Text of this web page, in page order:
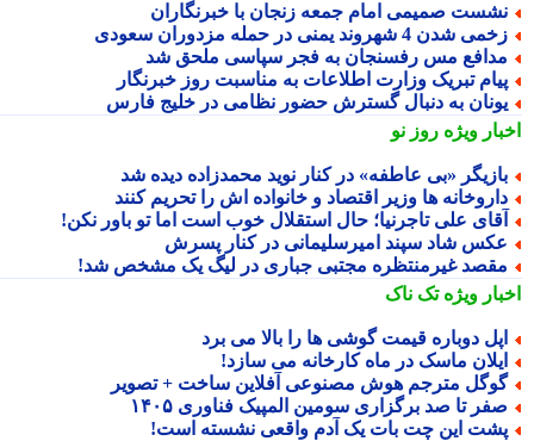
صمیمی امام جمعه زنجان با خبرنگاران
شدن 4 شهروند یمنی در حمله مزدوران سعودی
مس رفسنجان به فجر سپاسی ملحق شد
تبریک وزارت اطلاعات به مناسبت روز خبرنگار
به دنبال گسترش حضور نظامی در خلیج فارس
ویژهروز نو
«بی عاطفه» در کنار نوید محمدزاده دیده شد
ها وزیر اقتصاد و خانواده اش را تحریم کنند
علی تاجرنیا؛ حال استقلال خوب است اما تو باور نکن!
شاد سپند امیرسلیمانی در کنار پسرش
غیرمنتظره مجتبی جباری در لیگ یک مشخص شد!
ویژهتک ناک
دوباره قیمت گوشی ها را بالا می برد
ماسک در ماه کارخانه می سازد!
مترجم هوش مصنوعی آفلاین ساخت + تصویر
تا صد برگزاری سومین المپیک فناوری ۱۴۰۵
این چت بات یک آدم واقعی نشسته است!